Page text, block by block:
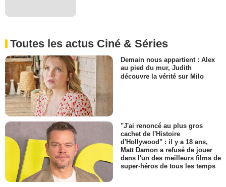
Toutes les actus Ciné & Séries
Demain nous appartient : Alex
au pied du mur, Judith
découvre la vérité sur Milo
"J'ai renoncé au plus gros
cachet de l'Histoire
d'Hollywood" : il y a 18 ans,
Matt Damon a refusé de jouer
dans l'un des meilleurs films de
super-héros de tous les temps